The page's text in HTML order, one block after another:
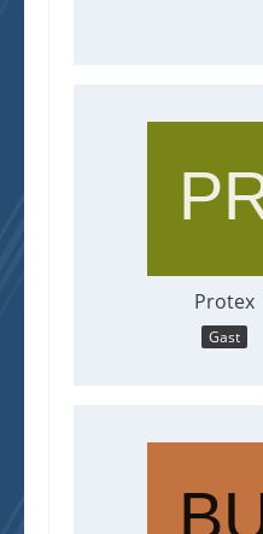
Protex
Gast